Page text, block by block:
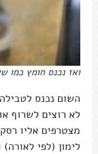
ואז נכנס חומץ כמו
השום נכנס
לא רוצים לשרוף
מצטרפים אליו
לימון (לפי לאורה)